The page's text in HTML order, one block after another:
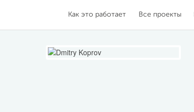
Как это работает Все проекты